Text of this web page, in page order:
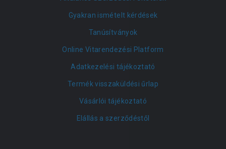
Gyakran ismételt kérdések
Tanúsítványok
Online Vitarendezési Platform
Adatkezelési tájékoztató
Termék visszaküldési űrlap
Vásárlói tájékoztató
Elállás a szerződéstől